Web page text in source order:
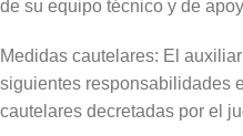
de su equipo técnico y de
Medidas cautelares: El
siguientes responsabilidades
cautelares decretadas por el